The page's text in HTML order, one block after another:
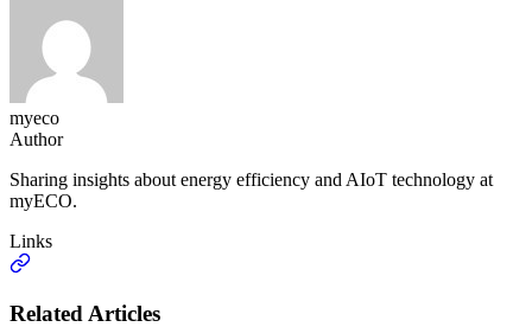
myeco
Author
Sharing insights about energy efficiency and AIoT technology at
myECO.
Links
Related Articles